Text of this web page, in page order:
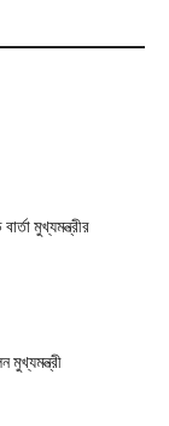
মুখ্যমন্ত্রীর
মুখ্যমন্ত্রী